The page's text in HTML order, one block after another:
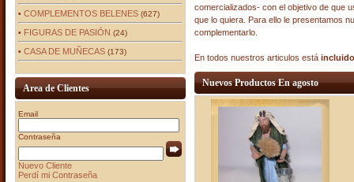
• COMPLEMENTOS BELENES(627)
• FIGURAS DE PASIÓN (24)
• CASA DE MUÑECAS(173)
Area de Clientes
Email
Contraseña
Nuevo Cliente
Perdí mi Contraseña
comercializados- con el objetivo de que
que lo quiera. Para ello le presentamos
complementarlo.
En todos nuestros articulos está incluido
Nuevos Productos En agosto